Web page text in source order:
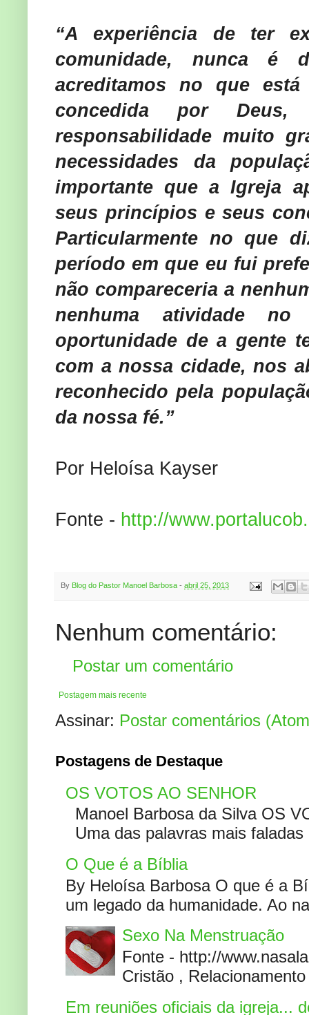
“A experiência de ter
comunidade, nunca é
acreditamos no que
concedida por
responsabilidade muito
necessidades da
importante que a Igreja
seus princípios e seus
Particularmente no que
período em que eu fui
não compareceria a
nenhuma atividade
oportunidade de a gente
com a nossa cidade, nos
reconhecido pela
da nossa fé.”
Por Heloísa Kayser
Fonte - http://
By Blog do Pastor Manoel Barbosa - abril 25, 2013
Nenhum comentário:
Postar um comentário
Postagem mais recente
Assinar: Postar comentários
Postagens de Destaque
OS VOTOS AO SENHOR
Manoel Barbosa da Silva OS
Uma das palavras mais
O Que é a Bíblia
By Heloísa Barbosa O que é a
um legado da humanidade. Ao
Sexo Na Menstruação
Fonte - http://
Cristão ,
Em reuniões oficiais da igreja...